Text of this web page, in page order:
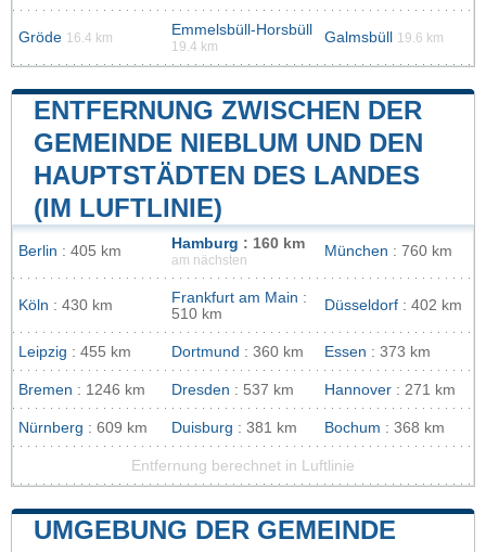
Gröde 16.4 km Emmelsbüll-Horsbüll
19.4 km
Galmsbüll 19.6 km
ENTFERNUNG ZWISCHEN DER
GEMEINDE NIEBLUM UND DEN
HAUPTSTÄDTEN DES LANDES
(IM LUFTLINIE)
Berlin : 405 km Hamburg : 160 km
am nächsten
München : 760 km
Köln : 430 km Frankfurt am Main :
510 km
Düsseldorf : 402 km
Leipzig : 455 km Dortmund : 360 km Essen : 373 km
Bremen : 1246 km Dresden : 537 km Hannover : 271 km
Nürnberg : 609 km Duisburg : 381 km Bochum : 368 km
Entfernung berechnet in Luftlinie
UMGEBUNG DER GEMEINDE